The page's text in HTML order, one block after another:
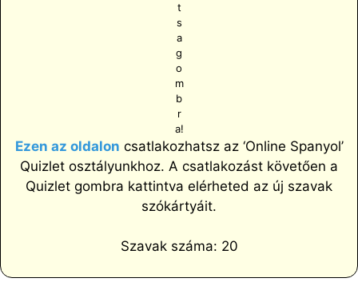
t
s
a
g
o
m
b
r
a!
Ezen az oldalon csatlakozhatsz az ‘Online Spanyol’
Quizlet osztályunkhoz. A csatlakozást követően a
Quizlet gombra kattintva elérheted az új szavak
szókártyáit.
Szavak száma: 20